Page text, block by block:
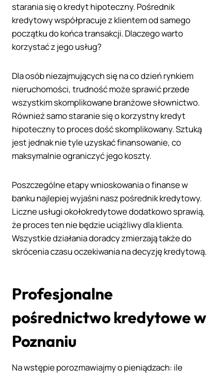
starania się o kredyt hipoteczny. Pośrednik
kredytowy współpracuje z klientem od samego
początku do końca transakcji. Dlaczego warto
korzystać z jego usług?
Dla osób niezajmujących się na co dzień rynkiem
nieruchomości, trudność może sprawić przede
wszystkim skomplikowane branżowe słownictwo.
Również samo staranie się o korzystny kredyt
hipoteczny to proces dość skomplikowany. Sztuką
jest jednak nie tyle uzyskać finansowanie, co
maksymalnie ograniczyć jego koszty.
Poszczególne etapy wnioskowania o finanse w
banku najlepiej wyjaśni nasz pośrednik kredytowy.
Liczne usługi okołokredytowe dodatkowo sprawią,
że proces ten nie będzie uciążliwy dla klienta.
Wszystkie działania doradcy zmierzają także do
skrócenia czasu oczekiwania na decyzję kredytową.
Profesjonalne
pośrednictwo kredytowe w
Poznaniu
Na wstępie porozmawiajmy o pieniądzach: ile